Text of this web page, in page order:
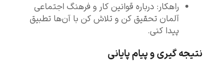
راهکار: درباره قوانین کار و فرهنگ اجتماعی
آلمان تحقیق کن و تلاش کن با آن‌ها تطبیق
پیدا کنی.
نتیجه گیری و پیام پایانی